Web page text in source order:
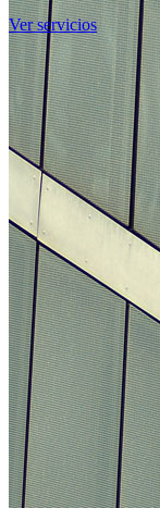
Ver servicios